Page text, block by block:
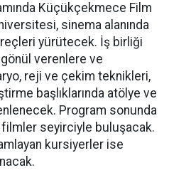
Küçükçekmece Film
sinema alanında
yürütecek. İş birliği
verenlere ve
reji ve çekim teknikleri,
başlıklarında atölye ve
Program sonunda
filmler seyirciyle buluşacak.
kursiyerler ise